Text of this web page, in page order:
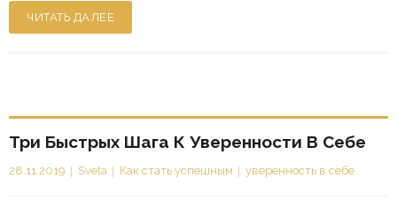
ЧИТАТЬ ДАЛЕЕ
Три Быстрых Шага К Уверенности В Себе
28.11.2019 Sveta Как стать успешным уверенность в себе